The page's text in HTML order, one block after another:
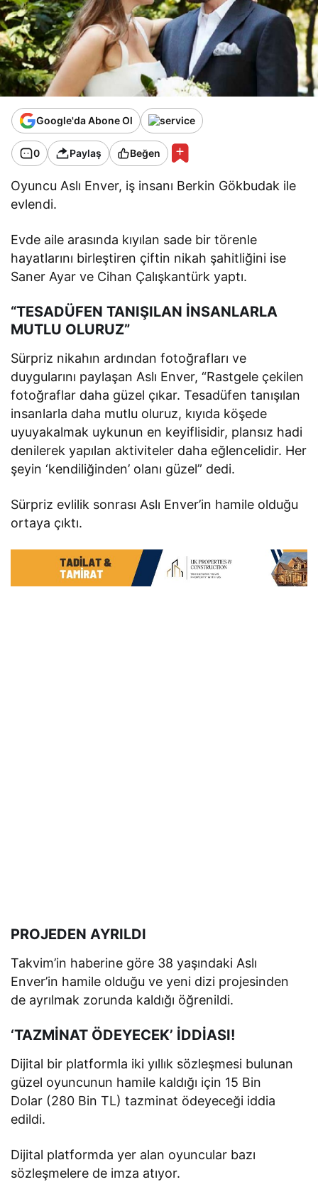
Google'da Abone Ol
0 Paylaş Beğen
Oyuncu Aslı Enver, iş insanı Berkin Gökbudak ile
evlendi.
Evde aile arasında kıyılan sade bir törenle
hayatlarını birleştiren çiftin nikah şahitliğini ise
Saner Ayar ve Cihan Çalışkantürk yaptı.
“TESADÜFEN TANIŞILAN İNSANLARLA
MUTLU OLURUZ”
Sürpriz nikahın ardından fotoğrafları ve
duygularını paylaşan Aslı Enver, “Rastgele çekilen
fotoğraflar daha güzel çıkar. Tesadüfen tanışılan
insanlarla daha mutlu oluruz, kıyıda köşede
uyuyakalmak uykunun en keyiflisidir, plansız hadi
denilerek yapılan aktiviteler daha eğlencelidir. Her
şeyin ‘kendiliğinden’ olanı güzel” dedi.
Sürpriz evlilik sonrası Aslı Enver’in hamile olduğu
ortaya çıktı.
PROJEDEN AYRILDI
Takvim’in haberine göre 38 yaşındaki Aslı
Enver’in hamile olduğu ve yeni dizi projesinden
de ayrılmak zorunda kaldığı öğrenildi.
‘TAZMİNAT ÖDEYECEK’ İDDİASI!
Dijital bir platformla iki yıllık sözleşmesi bulunan
güzel oyuncunun hamile kaldığı için 15 Bin
Dolar (280 Bin TL) tazminat ödeyeceği iddia
edildi.
Dijital platformda yer alan oyuncular bazı
sözleşmelere de imza atıyor.